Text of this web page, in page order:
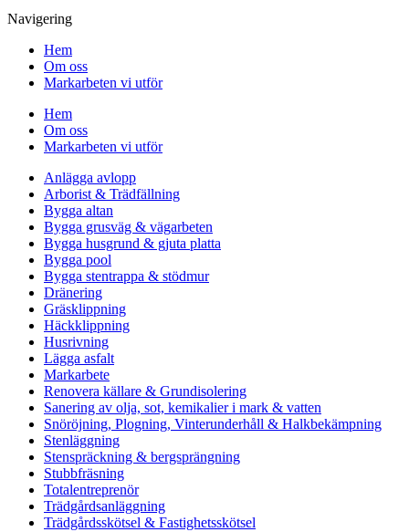
Navigering
Hem
Om oss
Markarbeten vi utför
Hem
Om oss
Markarbeten vi utför
Anlägga avlopp
Arborist & Trädfällning
Bygga altan
Bygga grusväg & vägarbeten
Bygga husgrund & gjuta platta
Bygga pool
Bygga stentrappa & stödmur
Dränering
Gräsklippning
Häckklippning
Husrivning
Lägga asfalt
Markarbete
Renovera källare & Grundisolering
Sanering av olja, sot, kemikalier i mark & vatten
Snöröjning, Plogning, Vinterunderhåll & Halkbekämpning
Stenläggning
Stenspräckning & bergsprängning
Stubbfräsning
Totalentreprenör
Trädgårdsanläggning
Trädgårdsskötsel & Fastighetsskötsel